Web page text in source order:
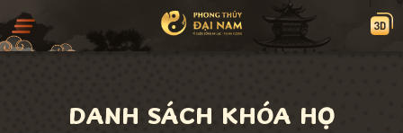
DANH SÁCH KHÓA HỌC